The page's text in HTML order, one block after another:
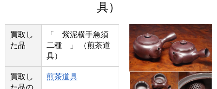
具）
買取し
た品
「 紫泥横手急須
二種 」 （煎茶道
具）
買取し
た品の
煎茶道具